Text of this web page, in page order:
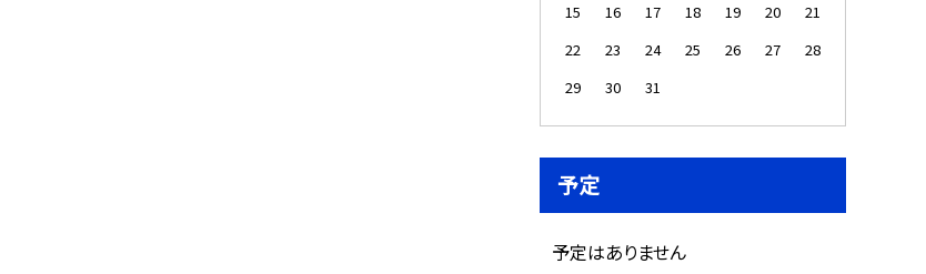
15
16 17 18 19 20
21
22
23 24 25 26 27
28
29
30 31
予定
予定はありません